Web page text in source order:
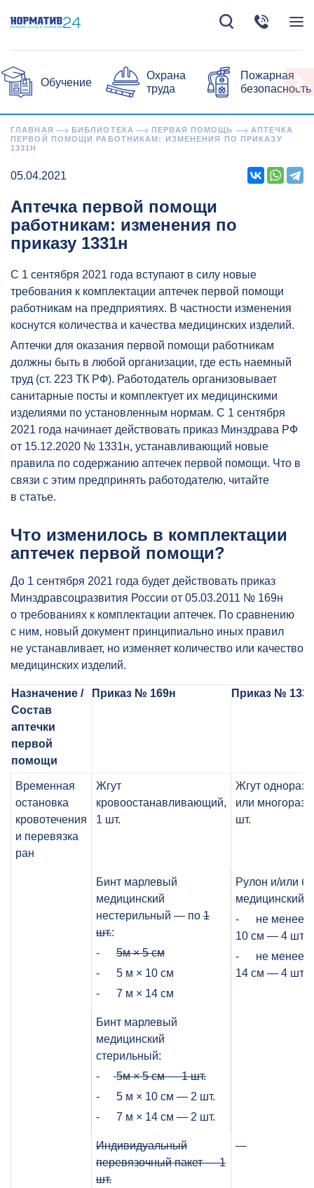
Обучение
Охрана
труда
Пожарная
безопасность
ГЛАВНАЯ БИБЛИОТЕКА ПЕРВАЯ ПОМОЩЬ
АПТЕЧКА
ПЕРВОЙ ПОМОЩИ РАБОТНИКАМ: ИЗМЕНЕНИЯ ПО ПРИКАЗУ
1331Н
05.04.2021
Аптечка первой помощи
работникам: изменения по
приказу 1331н
С 1 сентября 2021 года вступают в силу новые
требования к комплектации аптечек первой помощи
работникам на предприятиях. В частности изменения
коснутся количества и качества медицинских изделий.
Аптечки для оказания первой помощи работникам
должны быть в любой организации, где есть наемный
труд (ст. 223 ТК РФ). Работодатель организовывает
санитарные посты и комплектует их медицинскими
изделиями по установленным нормам. С 1 сентября
2021 года начинает действовать приказ Минздрава РФ
от 15.12.2020 № 1331н, устанавливающий новые
правила по содержанию аптечек первой помощи. Что в
связи с этим предпринять работодателю, читайте
в статье.
Что изменилось в комплектации
аптечек первой помощи?
До 1 сентября 2021 года будет действовать приказ
Минздравсоцразвития России от 05.03.2011 № 169н
о требованиях к комплектации аптечек. По сравнению
с ним, новый документ принципиально иных правил
не устанавливает, но изменяет количество или качество
медицинских изделий.
Назначение /
Состав
аптечки
первой
помощи
Приказ № 169н Приказ №
Временная
остановка
кровотечения
и перевязка
ран
Жгут
кровоостанавливающий,
1 шт.
Жгут
или
шт.
Бинт марлевый
медицинский
нестерильный — по 1
шт.:
- 5м × 5 см
- 5 м × 10 см
- 7 м × 14 см
Рулон и/или
медицинский:
- не менее 5
10 см — 4 шт.;
- не менее 7
14 см — 4 шт.
Бинт марлевый
медицинский
стерильный:
- 5м × 5 см — 1 шт.
- 5 м × 10 см — 2 шт.
- 7 м × 14 см — 2 шт.
Индивидуальный
перевязочный пакет — 1
шт.
—